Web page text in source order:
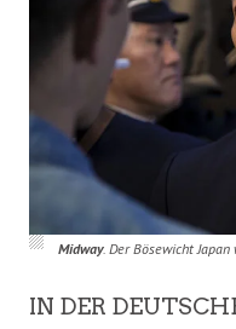
Midway. Der Bösewicht Japan
IN DER